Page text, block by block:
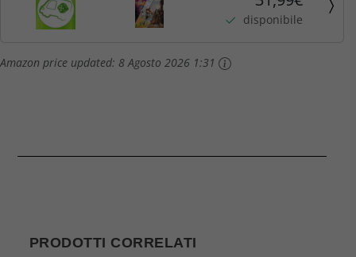
disponibile
Amazon price updated: 8 Agosto 2026 1:31
PRODOTTI CORRELATI